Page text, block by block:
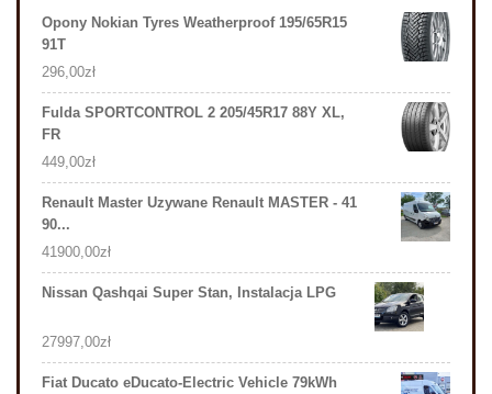
Opony Nokian Tyres Weatherproof 195/65R15
91T
296,00zł
Fulda SPORTCONTROL 2 205/45R17 88Y XL,
FR
449,00zł
Renault Master Uzywane Renault MASTER - 41
90...
41900,00zł
Nissan Qashqai Super Stan, Instalacja LPG
27997,00zł
Fiat Ducato eDucato-Electric Vehicle 79kWh